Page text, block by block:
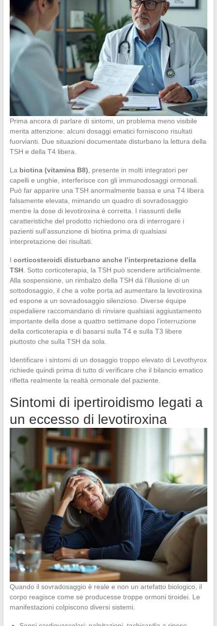
Prima ancora di parlare di sintomi, un problema meno visibile
merita attenzione: alcuni dosaggi ematici forniscono risultati
fuorvianti. Due situazioni documentate disturbano la lettura della
TSH e della T4 libera.
La biotina (vitamina B8) , presente in molti integratori per
capelli e unghie, interferisce con gli immunodosaggi ormonali.
Può far apparire una TSH anormalmente bassa e una T4 libera
falsamente elevata, mimando un quadro di sovradosaggio
mentre la dose di levotiroxina è corretta. I riassunti delle
caratteristiche del prodotto richiedono ora di interrogare i
pazienti sull’assunzione di biotina prima di qualsiasi
interpretazione dei risultati.
I corticosteroidi disturbano anche l’interpretazione della
TSH. Sotto corticoterapia, la TSH può scendere artificialmente.
Alla sospensione, un rimbalzo della TSH dà l’illusione di un
sottodosaggio, il che a volte porta ad aumentare la levotiroxina
ed espone a un sovradosaggio silenzioso. Diverse équipe
ospedaliere raccomandano di rinviare qualsiasi aggiustamento
importante della dose a quattro settimane dopo l’interruzione
della corticoterapia e di basarsi sulla T4 e sulla T3 libere
piuttosto che sulla TSH da sola.
Identificare i sintomi di un dosaggio troppo elevato di Levothyrox
richiede quindi prima di tutto di verificare che il bilancio ematico
rifletta realmente la realtà ormonale del paziente.
Sintomi di ipertiroidismo legati a
un eccesso di levotiroxina
Quando il sovradosaggio è reale e non un artefatto biologico, il
corpo reagisce come se producesse troppe ormoni tiroidei. Le
manifestazioni colpiscono diversi sistemi.